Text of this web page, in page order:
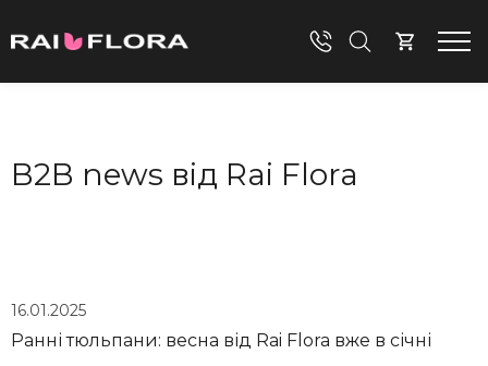
B2B news від Rai Flora
16.01.2025
Ранні тюльпани: весна від Rai Flora вже в січні